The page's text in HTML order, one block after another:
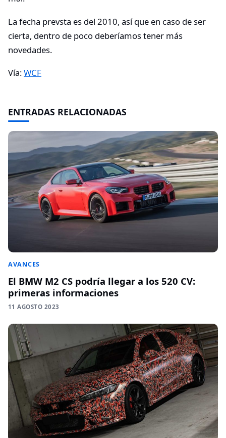
La fecha prevsta es del 2010, así que en caso de ser
cierta, dentro de poco deberíamos tener más
novedades.
Vía:WCF
ENTRADAS RELACIONADAS
AVANCES
El BMW M2 CS podría llegar a los 520 CV:
primeras informaciones
11 AGOSTO 2023